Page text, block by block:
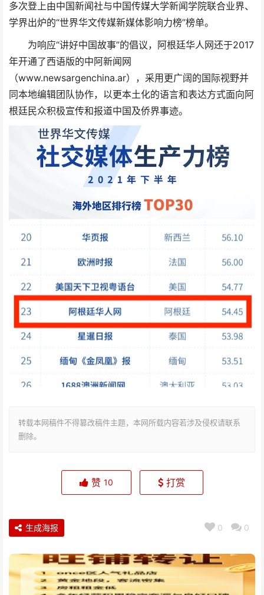
多次登上由中国新闻社与中国传媒大学新闻学院联合业界、
学界出炉的“世界华文传媒新媒体影响力榜”榜单。
为响应“讲好中国故事”的倡议，阿根廷华人网还于2017
年开通了西语版的中阿新闻网
（www.newsargenchina.ar），采用更广阔的国际视野并
同本地编辑团队协作，以更本土化的语言和表达方式面向阿
根廷民众积极宣传和报道中国及侨界事迹。
转载本网稿件不得篡改稿件主题，本网所载内容若涉及侵权请联系
删除。
赞 10 打赏
0 0
生成海报